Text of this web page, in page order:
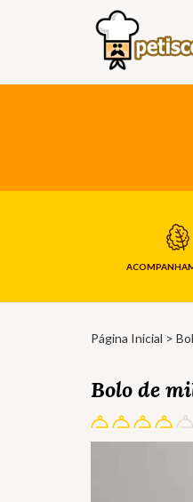
Página Inicial >
Bolo de